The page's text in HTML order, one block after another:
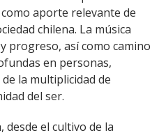
aporte relevante de
chilena. La música
progreso, así como camino
en personas,
la multiplicidad de
del ser.
el cultivo de la